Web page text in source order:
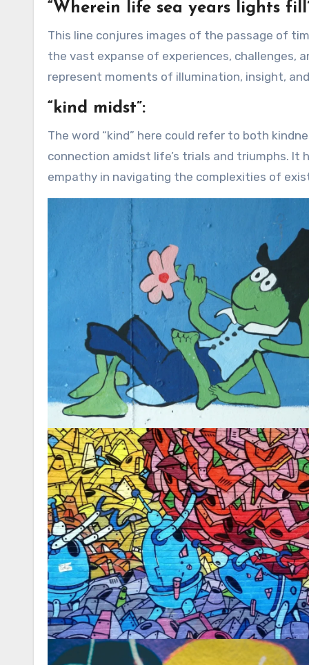
“Wherein life sea years lights
This line conjures images of the passage of time, akin to sailing through the sea of life. The “sea” symbolizes
the vast expanse of experiences, challenges,
represent moments of illumination, insight,
“kind midst”:
The word “kind” here could refer to both
connection amidst life’s trials and triumphs.
empathy in navigating the complexities of